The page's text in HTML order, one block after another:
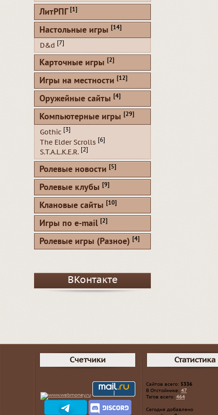
ЛитРПГ [1]
Настольные игры [14]
D&d [7]
Карточные игры [2]
Игры на местности [12]
Оружейные сайты [4]
Компьютерные игры [29]
Gothic [3]
The Elder Scrolls [6]
S.T.A.L.K.E.R. [2]
Ролевые новости [5]
Ролевые клубы [9]
Клановые сайты [10]
Игры по e-mail [2]
Ролевые игры (Разное) [4]
ВКонтакте
Счетчики Статистика
Сайтов всего: 5336
В Отстойнике: 47
Тэгов всего: 464
Сегодня добавлено